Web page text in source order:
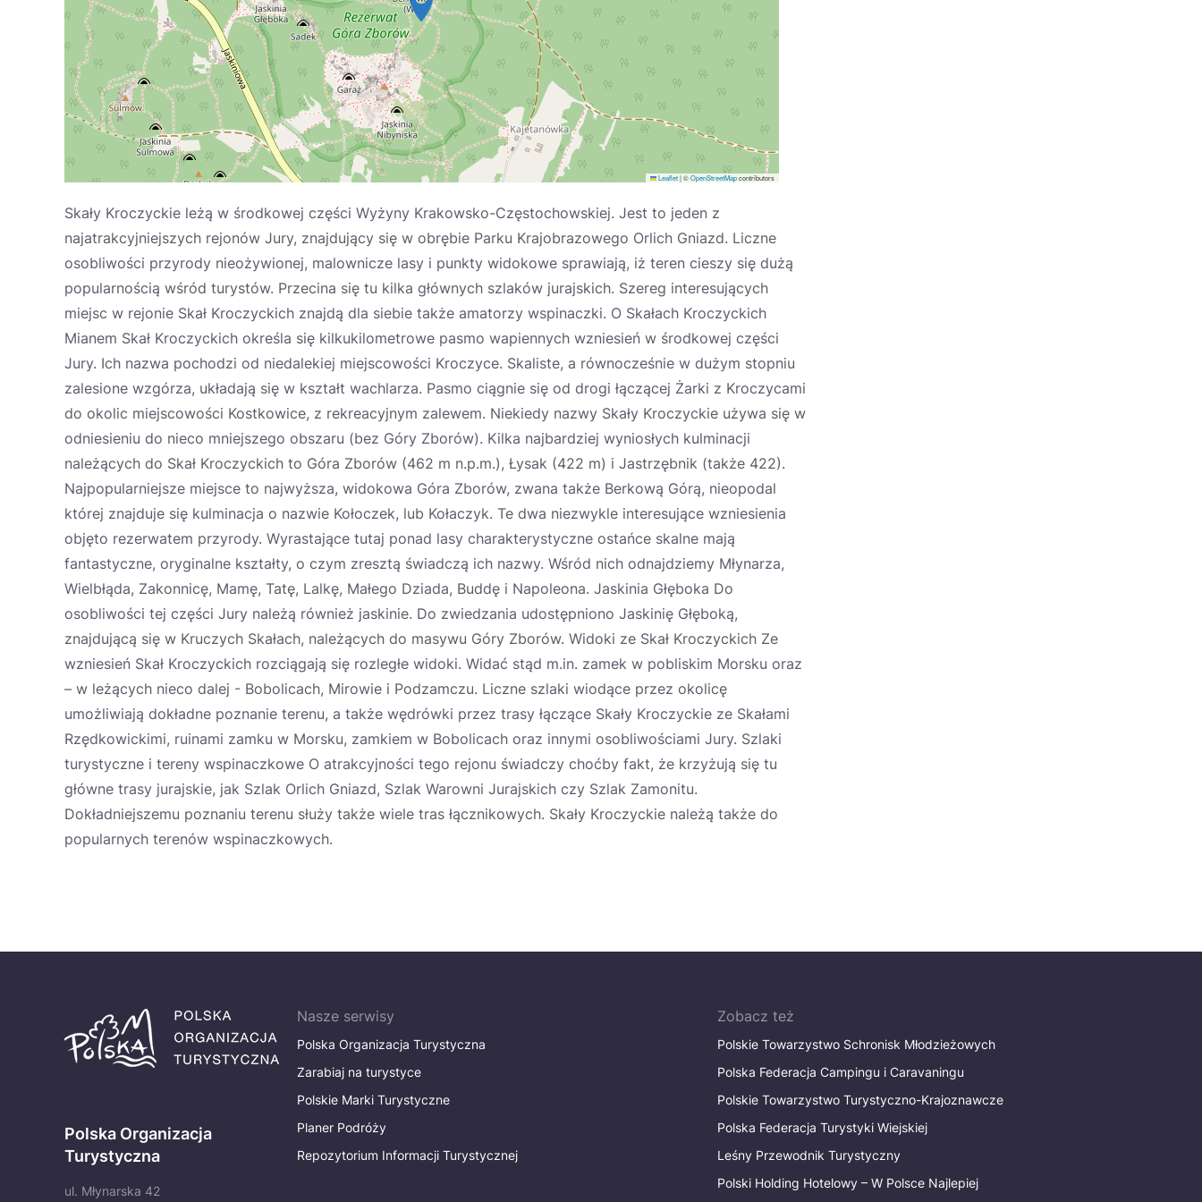
Leaflet|©OpenStreetMapcontributors
Skały Kroczyckie leżą w środkowej części Wyżyny Krakowsko-Częstochowskiej. Jest to jeden z
najatrakcyjniejszych rejonów Jury, znajdujący się w obrębie Parku Krajobrazowego Orlich Gniazd. Liczne
osobliwości przyrody nieożywionej, malownicze lasy i punkty widokowe sprawiają, iż teren cieszy się dużą
popularnością wśród turystów. Przecina się tu kilka głównych szlaków jurajskich. Szereg interesujących
miejsc w rejonie Skał Kroczyckich znajdą dla siebie także amatorzy wspinaczki. O Skałach Kroczyckich
Mianem Skał Kroczyckich określa się kilkukilometrowe pasmo wapiennych wzniesień w środkowej części
Jury. Ich nazwa pochodzi od niedalekiej miejscowości Kroczyce. Skaliste, a równocześnie w dużym stopniu
zalesione wzgórza, układają się w kształt wachlarza. Pasmo ciągnie się od drogi łączącej Żarki z Kroczycami
do okolic miejscowości Kostkowice, z rekreacyjnym zalewem. Niekiedy nazwy Skały Kroczyckie używa się w
odniesieniu do nieco mniejszego obszaru (bez Góry Zborów). Kilka najbardziej wyniosłych kulminacji
należących do Skał Kroczyckich to Góra Zborów (462 m n.p.m.), Łysak (422 m) i Jastrzębnik (także 422).
Najpopularniejsze miejsce to najwyższa, widokowa Góra Zborów, zwana także Berkową Górą, nieopodal
której znajduje się kulminacja o nazwie Kołoczek, lub Kołaczyk. Te dwa niezwykle interesujące wzniesienia
objęto rezerwatem przyrody. Wyrastające tutaj ponad lasy charakterystyczne ostańce skalne mają
fantastyczne, oryginalne kształty, o czym zresztą świadczą ich nazwy. Wśród nich odnajdziemy Młynarza,
Wielbłąda, Zakonnicę, Mamę, Tatę, Lalkę, Małego Dziada, Buddę i Napoleona. Jaskinia Głęboka Do
osobliwości tej części Jury należą również jaskinie. Do zwiedzania udostępniono Jaskinię Głęboką,
znajdującą się w Kruczych Skałach, należących do masywu Góry Zborów. Widoki ze Skał Kroczyckich Ze
wzniesień Skał Kroczyckich rozciągają się rozległe widoki. Widać stąd m.in. zamek w pobliskim Morsku oraz
– w leżących nieco dalej - Bobolicach, Mirowie i Podzamczu. Liczne szlaki wiodące przez okolicę
umożliwiają dokładne poznanie terenu, a także wędrówki przez trasy łączące Skały Kroczyckie ze Skałami
Rzędkowickimi, ruinami zamku w Morsku, zamkiem w Bobolicach oraz innymi osobliwościami Jury. Szlaki
turystyczne i tereny wspinaczkowe O atrakcyjności tego rejonu świadczy choćby fakt, że krzyżują się tu
główne trasy jurajskie, jak Szlak Orlich Gniazd, Szlak Warowni Jurajskich czy Szlak Zamonitu.
Dokładniejszemu poznaniu terenu służy także wiele tras łącznikowych. Skały Kroczyckie należą także do
popularnych terenów wspinaczkowych.
Polska Organizacja
Turystyczna
ul. Młynarska 42
Nasze serwisy
Polska Organizacja Turystyczna
Zarabiaj na turystyce
Polskie Marki Turystyczne
Planer Podróży
Repozytorium Informacji Turystycznej
Zobacz też
Polskie Towarzystwo Schronisk Młodzieżowych
Polska Federacja Campingu i Caravaningu
Polskie Towarzystwo Turystyczno-Krajoznawcze
Polska Federacja Turystyki Wiejskiej
Leśny Przewodnik Turystyczny
Polski Holding Hotelowy – W Polsce Najlepiej